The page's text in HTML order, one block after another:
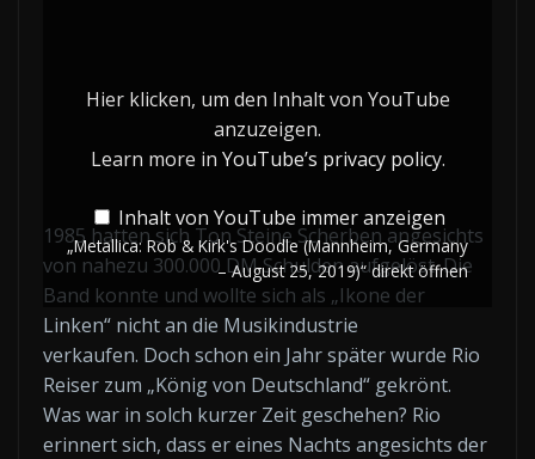
Doodle
(Mannheim,
–
August
25,
2019)“
von
YouTube
anzeigen
Hier klicken, um den Inhalt von YouTube
anzuzeigen.
Learn more in YouTube’s privacy policy.
Inhalt von YouTube immer anzeigen
„Metallica: Rob & Kirk's Doodle (Mannheim, Germany
– August 25, 2019)“ direkt öffnen
1985 hatten sich Ton Steine Scherben angesichts
von nahezu 300.000 DM Schulden aufgelöst. Die
Band konnte und wollte sich als „Ikone der
Linken“ nicht an die Musikindustrie
verkaufen. Doch schon ein Jahr später wurde Rio
Reiser zum „König von Deutschland“ gekrönt.
Was war in solch kurzer Zeit geschehen? Rio
erinnert sich, dass er eines Nachts angesichts der